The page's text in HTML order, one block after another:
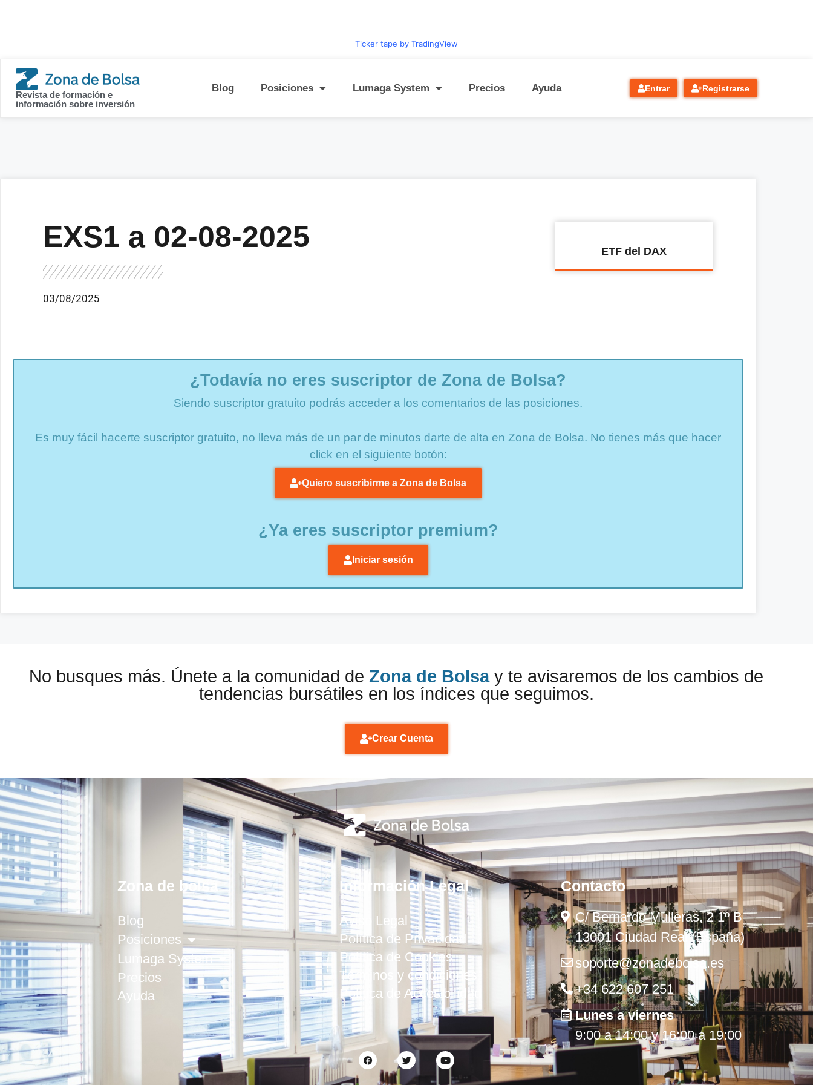
Ticker tape by TradingView
Revista de formación e
información sobre inversión
Blog Posiciones Lumaga System Precios Ayuda Entrar Registrarse
EXS1 a 02-08-2025
03/08/2025
ETF del DAX
¿Todavía no eres suscriptor de Zona de Bolsa?
Siendo suscriptor gratuito podrás acceder a los comentarios de las posiciones.
Es muy fácil hacerte suscriptor gratuito, no lleva más de un par de minutos darte de alta en Zona de Bolsa. No tienes más que hacer
click en el siguiente botón:
Quiero suscribirme a Zona de Bolsa
¿Ya eres suscriptor premium?
Iniciar sesión
No busques más. Únete a la comunidad de Zona de Bolsay te avisaremos de los cambios de
tendencias bursátiles en los índices que seguimos.
Crear Cuenta
Zona de bolsa
Blog
Posiciones
Lumaga System
Precios
Ayuda
Información Legal
Aviso Legal
Política de Privacidad
Política de Cookies
Términos y condiciones
Política de Accesibilidad
Contacto
C/ Bernardo Mulleras, 2 1º B
13001 Ciudad Real (España)
soporte@zonadebolsa.es
+34 622 607 251
Lunes a viernes
9:00 a 14:00 y 16:00 a 19:00